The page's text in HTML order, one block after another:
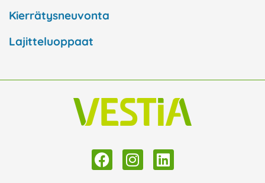
Kierrätysneuvonta
Lajitteluoppaat
F
a
c
I
n
s
L
i
n